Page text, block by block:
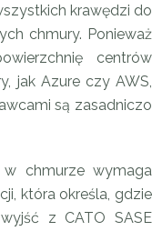
krawędzi do
chmury. Ponieważ
centrów
jak Azure czy AWS,
są zasadniczo
chmurze wymaga
która określa, gdzie
z CATO SASE